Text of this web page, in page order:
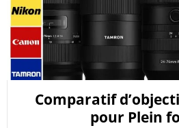
Comparatif
pour Plein